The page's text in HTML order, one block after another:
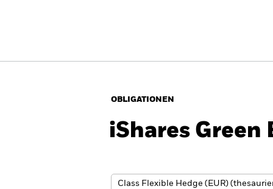
United Kingdom United States
OBLIGATIONEN
iShares Green